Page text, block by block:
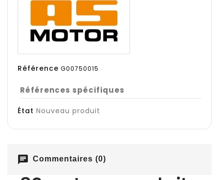
Référence G00750015
Références spécifiques
État Nouveau produit
chat Commentaires (0)